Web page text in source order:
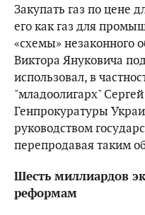
Закупать газ по цене
его как газ для
«схемы» незаконного
Виктора Януковича
использовал, в
"младоолигарх"
Генпрокуратуры
руководством
перепродавая таким
Шесть миллиардов
реформам